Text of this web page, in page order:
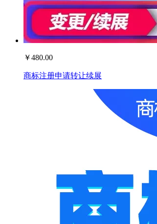
￥480.00
商标注册申请转让续展